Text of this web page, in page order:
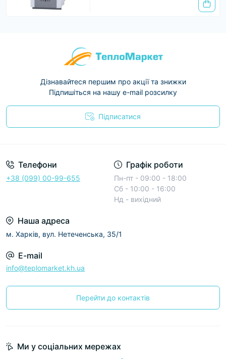
Дізнавайтеся першим про акції та знижки
Підпишіться на нашу e-mail розсилку
Підписатися
Телефони
+38 (099) 00-99-655
Графік роботи
Пн-пт - 09:00 - 18:00
Сб - 10:00 - 16:00
Нд - вихідний
Наша адреса
м. Харків, вул. Нетеченська, 35/1
E-mail
info@teplomarket.kh.ua
Перейти до контактів
Ми у соціальних мережах